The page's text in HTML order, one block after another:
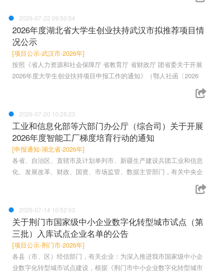
2026-07-22 09:50:54
2026年度湖北省大学生创业扶持武汉市拟推荐项目情
况公示
[项目公示-武汉市-2026年]
按照《省人力资源和社会保障厅 省教育厅 省财政厅 团省委关于开展
2026年度大学生创业扶持项目申报工作的通知》（鄂人社函〔2026
2026-07-20 10:26:23
工业和信息化部等六部门办公厅（综合司）关于开展
2026年度智能工厂梯度培育行动的通知
[申报通知-湖北省-2026年]
各省、自治区、直辖市及计划单列市、新疆生产建设兵团工业和信息
化、发展改革、财政、国资、市场监管、数据主管部门，有关中央企
2026-07-14 10:52:03
关于荆门市国家级中小企业数字化转型城市试点（第
三批）入库试点企业名单的公告
[项目公示-荆门市-2026年]
各县（市、区）经信部门，有关企业：为深入推进我市国家级中小企
业数字化转型城市试点建设，根据《荆门市中小企业数字化转型城市